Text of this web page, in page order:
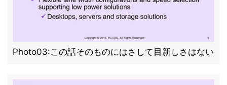
Photo03:この話そのものにはさして目新しさはない